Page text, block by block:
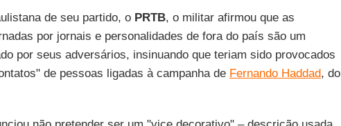
de seu partido, o PRTB, o militar afirmou que as
por jornais e personalidades de fora do país são um
por seus adversários, insinuando que teriam sido provocados
de pessoas ligadas à campanha de Fernando Haddad, do